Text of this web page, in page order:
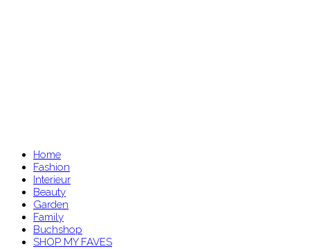
Home
Fashion
Interieur
Beauty
Garden
Family
Buchshop
SHOP MY FAVES